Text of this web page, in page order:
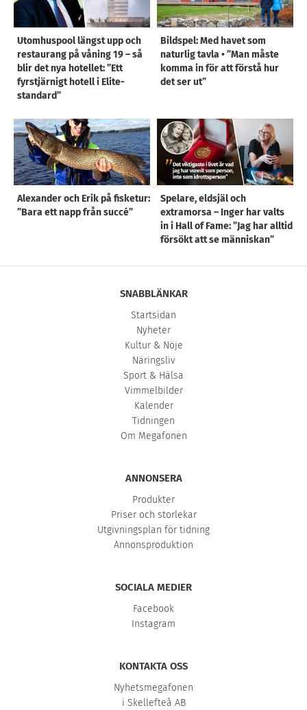
Utomhuspool längst upp och
restaurang på våning 19 – så
blir det nya hotellet: ”Ett
fyrstjärnigt hotell i Elite-
standard”
Bildspel: Med havet som
naturlig tavla • ”Man måste
komma in för att förstå hur
det ser ut”
Alexander och Erik på fisketur:
”Bara ett napp från succé”
Spelare, eldsjäl och
extramorsa – Inger har valts
in i Hall of Fame: ”Jag har alltid
försökt att se människan”
SNABBLÄNKAR
Startsidan
Nyheter
Kultur & Nöje
Näringsliv
Sport & Hälsa
Vimmelbilder
Kalender
Tidningen
Om Megafonen
ANNONSERA
Produkter
Priser och storlekar
Utgivningsplan för tidning
Annonsproduktion
SOCIALA MEDIER
Facebook
Instagram
KONTAKTA OSS
Nyhetsmegafonen
i Skellefteå AB